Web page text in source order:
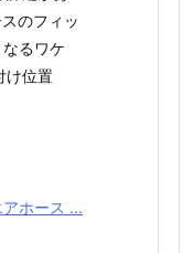
のフィッ
るワケ
け位置
ホース ...